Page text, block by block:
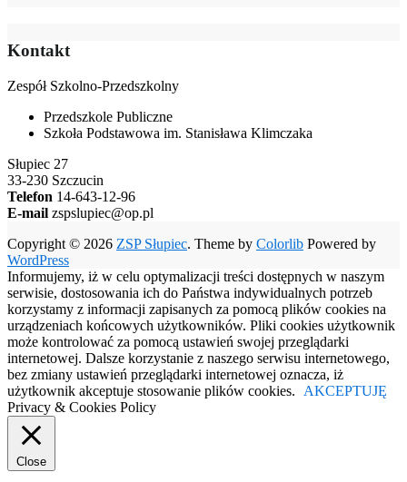
Kontakt
Zespół Szkolno-Przedszkolny
Przedszkole Publiczne
Szkoła Podstawowa im. Stanisława Klimczaka
Słupiec 27
33-230 Szczucin
Telefon 14-643-12-96
E-mail zspslupiec@op.pl
Copyright © 2026 ZSP Słupiec. Theme by Colorlib Powered by
WordPress
Informujemy, iż w celu optymalizacji treści dostępnych w naszym
serwisie, dostosowania ich do Państwa indywidualnych potrzeb
korzystamy z informacji zapisanych za pomocą plików cookies na
urządzeniach końcowych użytkowników. Pliki cookies użytkownik
może kontrolować za pomocą ustawień swojej przeglądarki
internetowej. Dalsze korzystanie z naszego serwisu internetowego,
bez zmiany ustawień przeglądarki internetowej oznacza, iż
użytkownik akceptuje stosowanie plików cookies.
AKCEPTUJĘ
Privacy & Cookies Policy
Close